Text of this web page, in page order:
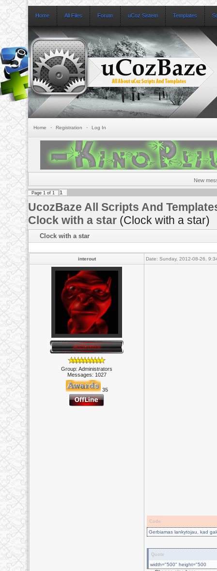
Home All Files Forum uCoz Sistem Templates
Home · Registration · Log In
New
Page 1 of 1 1
UcozBaze All Scripts And
Clock with a star (Clock with a star)
Clock with a star
interout Date: Sunday, 2012-08-26,
Group: Administrators
Messages: 1027
35
Code
Gerbiamas lankytojau, kad
Quote
width="500" height="500